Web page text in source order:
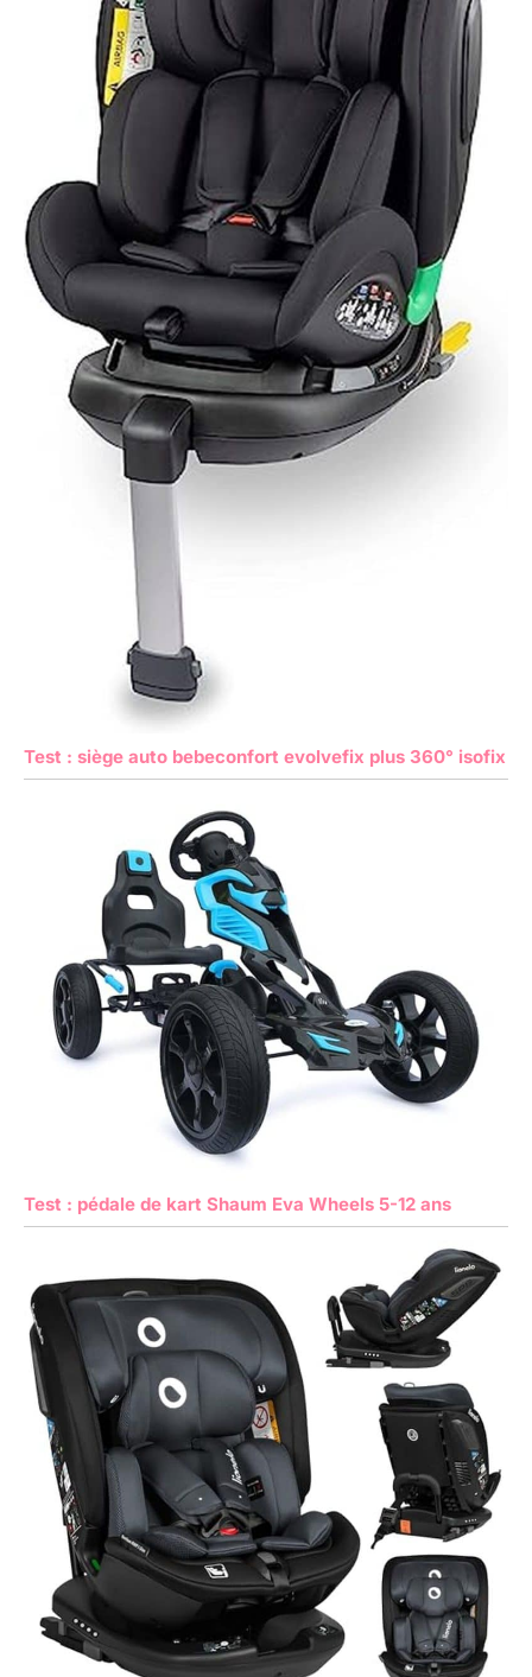
Test : siège auto bebeconfort evolvefix plus 360° isofix
Test : pédale de kart Shaum Eva Wheels 5-12 ans